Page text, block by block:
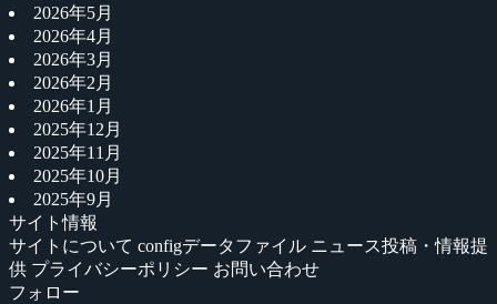
2026年5月
2026年4月
2026年3月
2026年2月
2026年1月
2025年12月
2025年11月
2025年10月
2025年9月
サイト情報
サイトについて configデータファイル ニュース投稿・情報提
供 プライバシーポリシー お問い合わせ
フォロー